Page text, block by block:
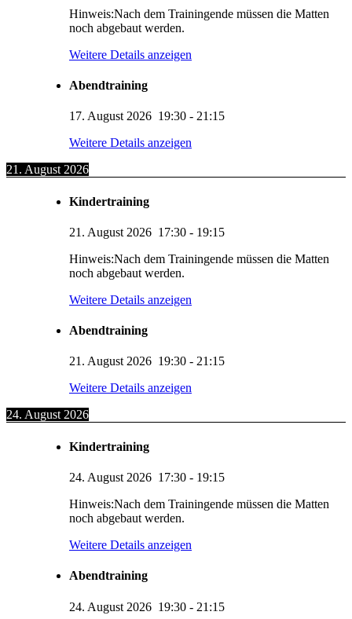
Hinweis:Nach dem Trainingende müssen die Matten
noch abgebaut werden.
Weitere Details anzeigen
Abendtraining
17. August 2026 19:30 - 21:15
Weitere Details anzeigen
21. August 2026
Kindertraining
21. August 2026 17:30 - 19:15
Hinweis:Nach dem Trainingende müssen die Matten
noch abgebaut werden.
Weitere Details anzeigen
Abendtraining
21. August 2026 19:30 - 21:15
Weitere Details anzeigen
24. August 2026
Kindertraining
24. August 2026 17:30 - 19:15
Hinweis:Nach dem Trainingende müssen die Matten
noch abgebaut werden.
Weitere Details anzeigen
Abendtraining
24. August 2026 19:30 - 21:15